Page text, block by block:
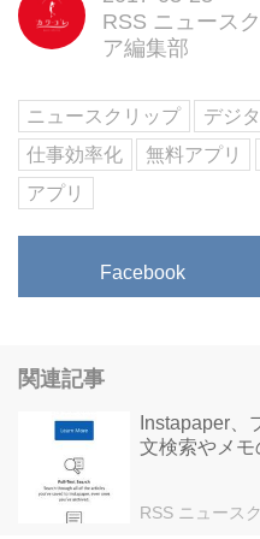
RSS ニュース
ア編集部
ニュースクリップ デジ
仕事効率化
無料アプリ
アプリ
Facebook
関連記事
Instapaper、
文検索やメ
RSS ニュース